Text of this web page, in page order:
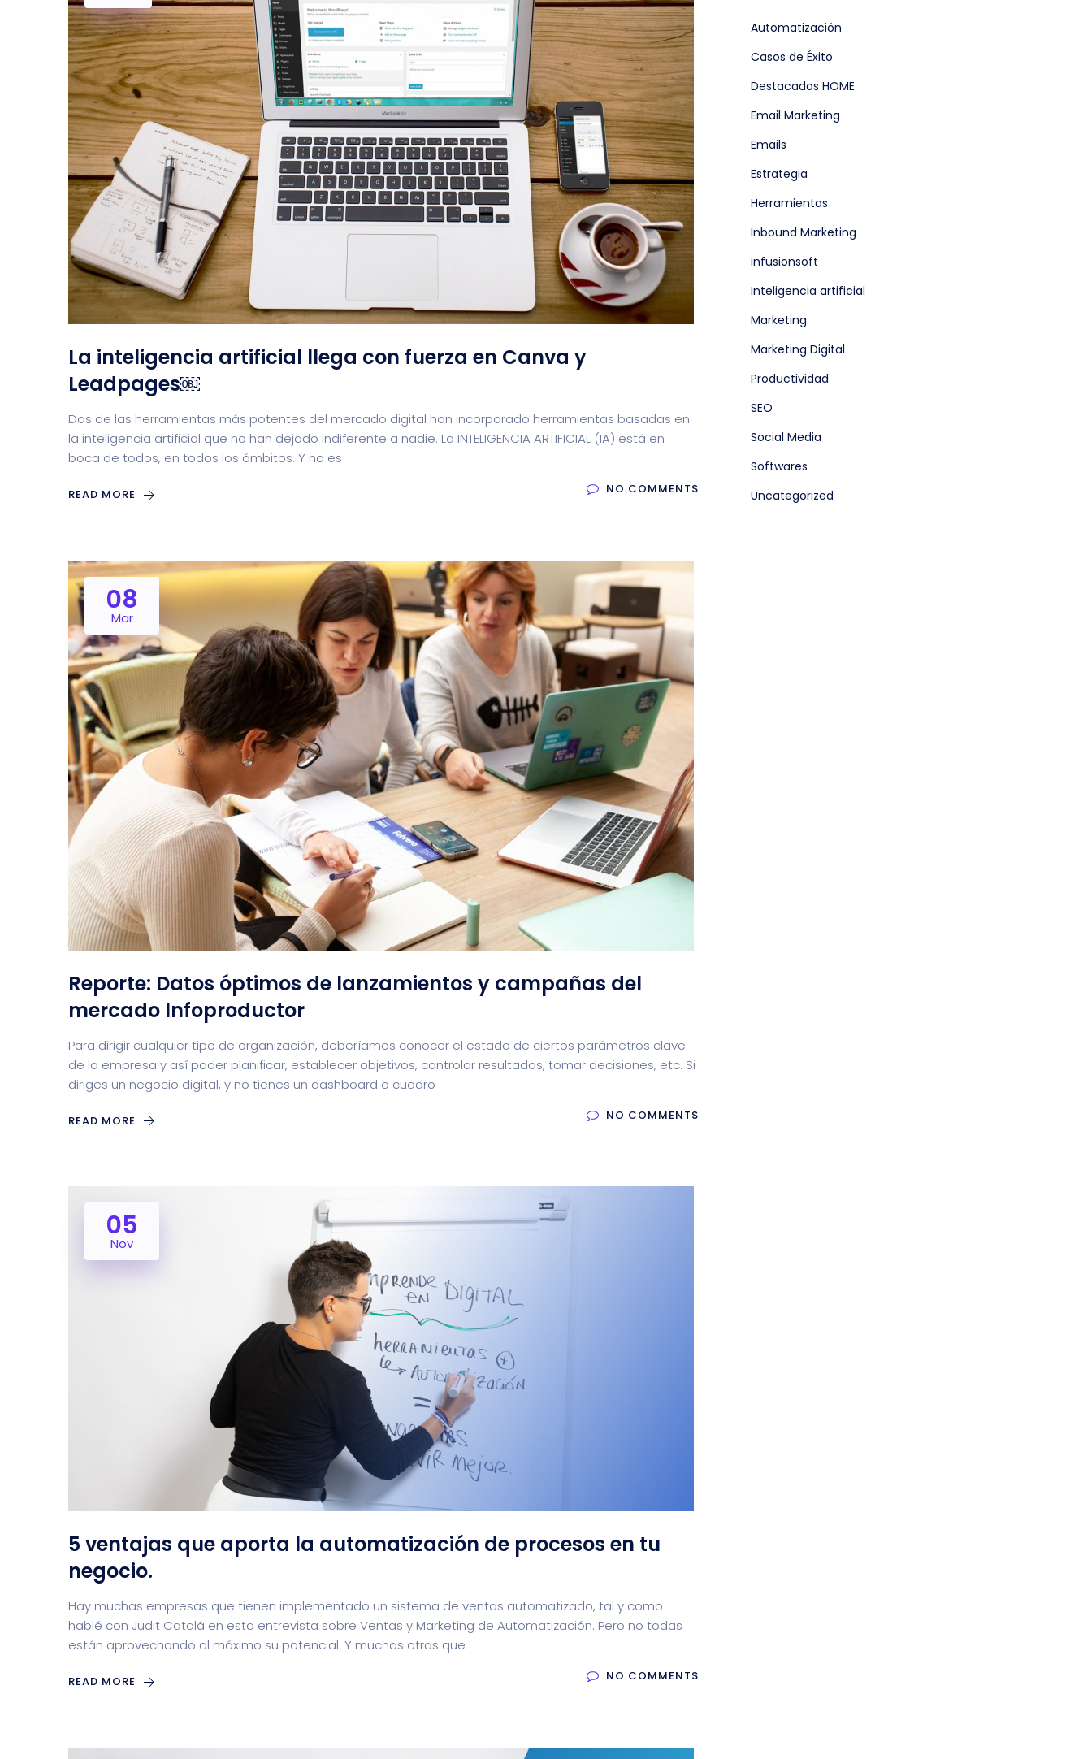
La inteligencia artificial llega con fuerza en Canva y
Leadpages￼
Dos de las herramientas más potentes del mercado digital han incorporado herramientas basadas en
la inteligencia artificial que no han dejado indiferente a nadie. La INTELIGENCIA ARTIFICIAL (IA) está en
boca de todos, en todos los ámbitos. Y no es
READ MORE NO COMMENTS
08
Mar
Reporte: Datos óptimos de lanzamientos y campañas del
mercado Infoproductor
Para dirigir cualquier tipo de organización, deberíamos conocer el estado de ciertos parámetros clave
de la empresa y así poder planificar, establecer objetivos, controlar resultados, tomar decisiones, etc. Si
diriges un negocio digital, y no tienes un dashboard o cuadro
READ MORE NO COMMENTS
05
Nov
5 ventajas que aporta la automatización de procesos en tu
negocio.
Hay muchas empresas que tienen implementado un sistema de ventas automatizado, tal y como
hablé con Judit Catalá en esta entrevista sobre Ventas y Marketing de Automatización. Pero no todas
están aprovechando al máximo su potencial. Y muchas otras que
READ MORE NO COMMENTS
Automatización
Casos de Éxito
Destacados HOME
Email Marketing
Emails
Estrategia
Herramientas
Inbound Marketing
infusionsoft
Inteligencia artificial
Marketing
Marketing Digital
Productividad
SEO
Social Media
Softwares
Uncategorized